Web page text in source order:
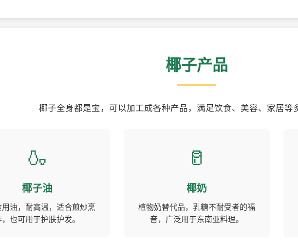
椰子产品
椰子全身都是宝，可以加工成各种产品，满足饮食、美容、家居等
🍶
椰子油
油，耐高温，适合煎炒烹
也可用于护肤护发。
🥛
椰奶
植物奶替代品，乳糖不耐受者的福
音，广泛用于东南亚料理。